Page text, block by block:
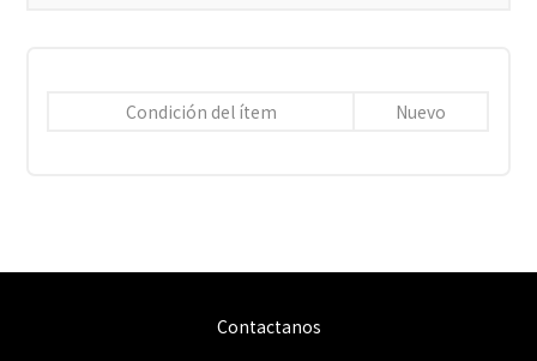
Condición del ítem Nuevo
Contactanos